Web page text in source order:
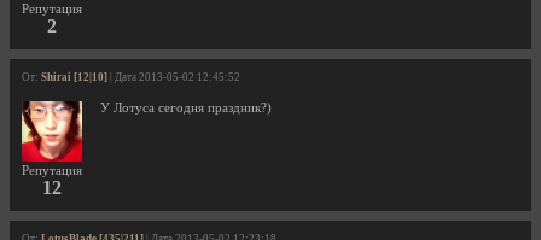
Репутация
2
От: Shirai [12|10] | Дата 2013-05-02 12:45:52
Репутация
12
У Лотуса сегодня праздник?)